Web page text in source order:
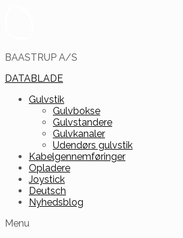
BAASTRUP A/S
DATABLADE
Gulvstik
Gulvbokse
Gulvstandere
Gulvkanaler
Udendørs gulvstik
Kabelgennemføringer
Opladere
Joystick
Deutsch
Nyhedsblog
Menu